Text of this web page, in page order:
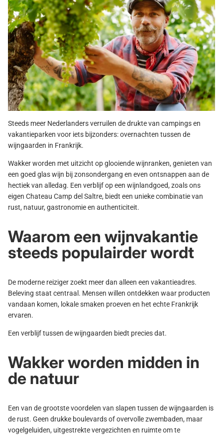
Steeds meer Nederlanders verruilen de drukte van campings en
vakantieparken voor iets bijzonders:overnachten tussen de
wijngaarden in Frankrijk.
Wakker worden met uitzicht op glooiende wijnranken, genieten van
een goed glas wijn bij zonsondergang en even ontsnappen aan de
hectiek van alledag. Een verblijf op een wijnlandgoed, zoals ons
eigen Chateau Camp del Saltre, biedt een unieke combinatie van
rust, natuur, gastronomie en authenticiteit.
Waarom een wijnvakantie
steeds populairder wordt
De moderne reiziger zoekt meer dan alleen een vakantieadres.
Beleving staat centraal. Mensen willen ontdekken waar producten
vandaan komen, lokale smaken proeven en het echte Frankrijk
ervaren.
Een verblijf tussen de wijngaarden biedt precies dat.
Wakker worden midden in
de natuur
Een van de grootste voordelen van slapen tussen de wijngaarden is
de rust. Geen drukke boulevards of overvolle zwembaden, maar
vogelgeluiden, uitgestrekte vergezichten en ruimte om te